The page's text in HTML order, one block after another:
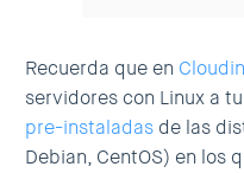
Recuerda que en
servidores con Linux a
pre-instaladas de las
Debian, CentOS) en los